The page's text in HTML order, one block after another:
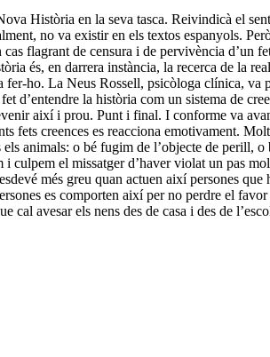
Història en la seva tasca. Reivindicà el
no va existir en els textos espanyols.
flagrant de censura i de pervivència d’un
és, en darrera instància, la recerca de la
ho. La Neus Rossell, psicòloga clínica,
la història com un sistema de
així i prou. Punt i final. I conforme va
fets creences es reacciona emotivament.
animals: o bé fugim de l’objecte de perill,
el missatger d’haver violat un pas
més greu quan actuen així persones
es comporten així per no perdre el
avesar els nens des de casa i des de